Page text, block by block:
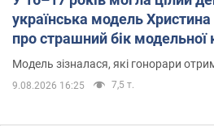
українська модель
про страшний бік модельної
Модель зізналася, які гонорари
9.08.2026 16:25 7,5 т.